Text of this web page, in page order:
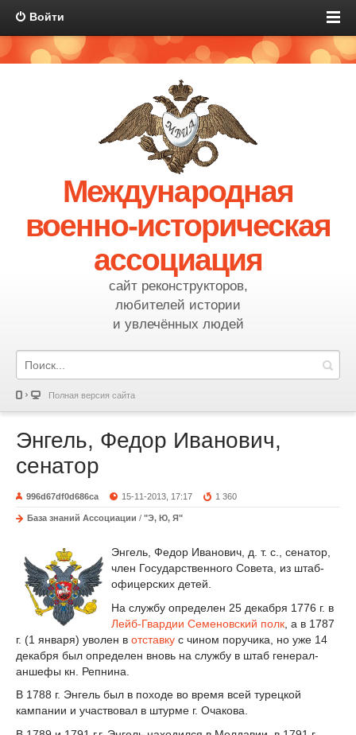
Войти
Международная
военно-историческая
ассоциация
сайт реконструкторов,
любителей истории
и увлечённых людей
Полная версия сайта
Энгель, Федор Иванович,
сенатор
996d67df0d686ca 15-11-2013, 17:17 1 360
База знаний Ассоциации / "Э, Ю, Я"
Энгель, Федор Иванович, д. т. с., сенатор,
член Государственного Совета, из штаб-
офицерских детей.
На службу определен 25 декабря 1776 г. в
Лейб-Гвардии Семеновский полк , а в 1787
г. (1 января) уволен в отставку с чином поручика, но уже 14
декабря был определен вновь на службу в штаб генерал-
аншефы кн. Репнина.
В 1788 г. Энгель был в походе во время всей турецкой
кампании и участвовал в штурме г. Очакова.